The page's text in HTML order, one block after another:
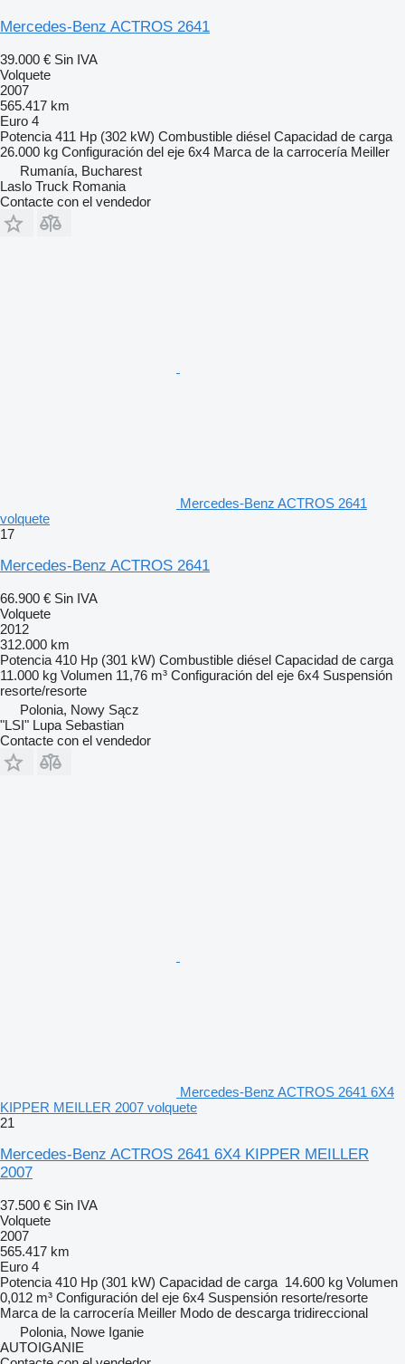
Mercedes-Benz ACTROS 2641
39.000 € Sin IVA
Volquete
2007
565.417 km
Euro 4
Potencia 411 Hp (302 kW) Combustible diésel Capacidad de carga
26.000 kg Configuración del eje 6x4 Marca de la carrocería Meiller
Rumanía, Bucharest
Laslo Truck Romania
Contacte con el vendedor
Mercedes-Benz ACTROS 2641
volquete
17
Mercedes-Benz ACTROS 2641
66.900 € Sin IVA
Volquete
2012
312.000 km
Potencia 410 Hp (301 kW) Combustible diésel Capacidad de carga
11.000 kg Volumen 11,76 m³ Configuración del eje 6x4 Suspensión
resorte/resorte
Polonia, Nowy Sącz
"LSI" Lupa Sebastian
Contacte con el vendedor
Mercedes-Benz ACTROS 2641 6X4
KIPPER MEILLER 2007 volquete
21
Mercedes-Benz ACTROS 2641 6X4 KIPPER MEILLER
2007
37.500 € Sin IVA
Volquete
2007
565.417 km
Euro 4
Potencia 410 Hp (301 kW) Capacidad de carga 14.600 kg Volumen
0,012 m³ Configuración del eje 6x4 Suspensión resorte/resorte
Marca de la carrocería Meiller Modo de descarga tridireccional
Polonia, Nowe Iganie
AUTOIGANIE